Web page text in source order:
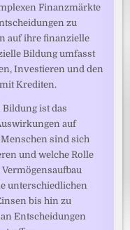
Finanzmärkte
zu
auf ihre finanzielle
Bildung umfasst
Investieren und den
Krediten.
ist das
auf
Menschen sind sich
und welche Rolle
unterschiedlichen
bis hin zu
Entscheidungen